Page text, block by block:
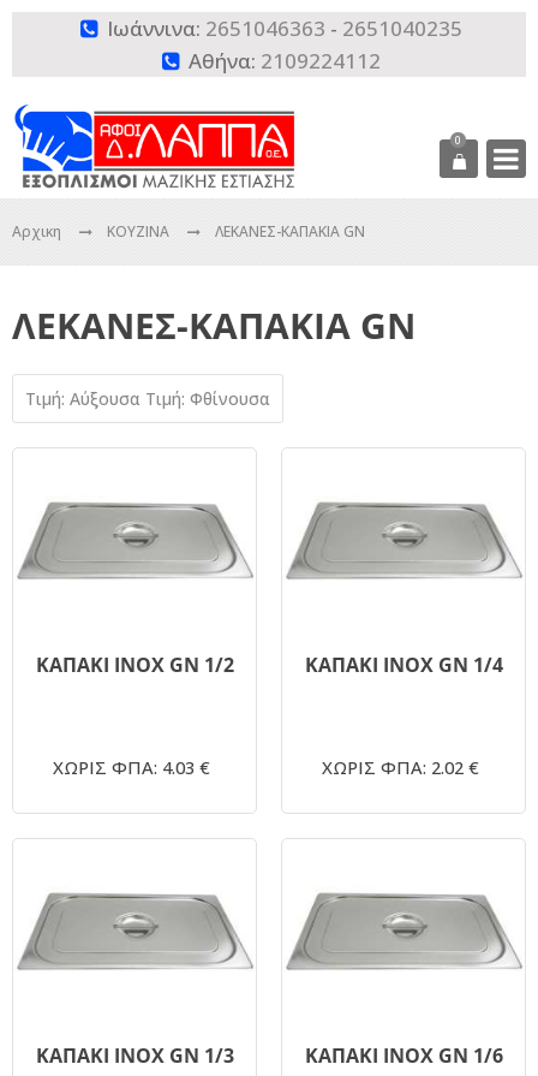
 Ιωάννινα: 2651046363 - 2651040235
 Αθήνα: 2109224112
0
Αρχικη ΚΟΥΖΙΝΑ ΛΕΚΑΝΕΣ-ΚΑΠΑΚΙΑ GN
ΛΕΚΑΝΕΣ-ΚΑΠΑΚΙΑ GN
Τιμή: Αύξουσα Τιμή: Φθίνουσα
ΚΑΠΑΚΙ ΙΝΟΧ GN 1/2
ΧΩΡΙΣ ΦΠΑ: 4.03 €
ΚΑΠΑΚΙ ΙΝΟΧ GN 1/4
ΧΩΡΙΣ ΦΠΑ: 2.02 €
ΚΑΠΑΚΙ ΙΝΟΧ GN 1/3 ΚΑΠΑΚΙ ΙΝΟΧ GN 1/6